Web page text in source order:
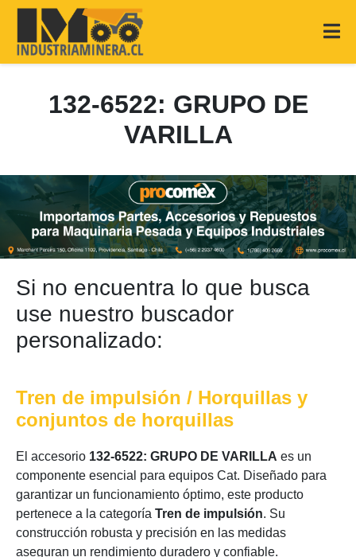
132-6522: GRUPO DE
VARILLA
Si no encuentra lo que busca
use nuestro buscador
personalizado:
Tren de impulsión / Horquillas y
conjuntos de horquillas
El accesorio 132-6522: GRUPO DE VARILLA es un
componente esencial para equipos Cat. Diseñado para
garantizar un funcionamiento óptimo, este producto
pertenece a la categoría Tren de impulsión. Su
construcción robusta y precisión en las medidas
aseguran un rendimiento duradero y confiable.